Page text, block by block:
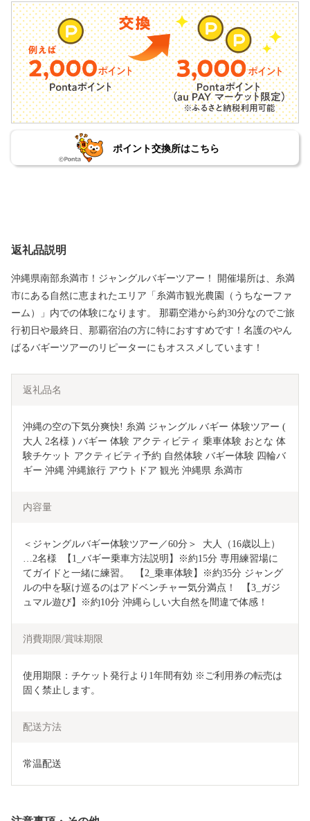
ポイント交換所はこちら
返礼品説明
沖縄県南部糸満市！ジャングルバギーツアー！ 開催場所は、糸満
市にある自然に恵まれたエリア「糸満市観光農園（うちなーファ
ーム）」内での体験になります。 那覇空港から約30分なのでご旅
行初日や最終日、那覇宿泊の方に特におすすめです！名護のやん
ばるバギーツアーのリピーターにもオススメしています！
返礼品名
沖縄の空の下気分爽快! 糸満 ジャングル バギー 体験ツアー (
大人 2名様 ) バギー 体験 アクティビティ 乗車体験 おとな 体
験チケット アクティビティ予約 自然体験 バギー体験 四輪バ
ギー 沖縄 沖縄旅行 アウトドア 観光 沖縄県 糸満市
内容量
＜ジャングルバギー体験ツアー／60分＞  大人（16歳以上）
…2名様  【1_バギー乗車方法説明】※約15分 専用練習場に
てガイドと一緒に練習。  【2_乗車体験】※約35分 ジャング
ルの中を駆け巡るのはアドベンチャー気分満点！  【3_ガジ
ュマル遊び】※約10分 沖縄らしい大自然を間違で体感！
消費期限/賞味期限
使用期限：チケット発行より1年間有効 ※ご利用券の転売は
固く禁止します。
配送方法
常温配送